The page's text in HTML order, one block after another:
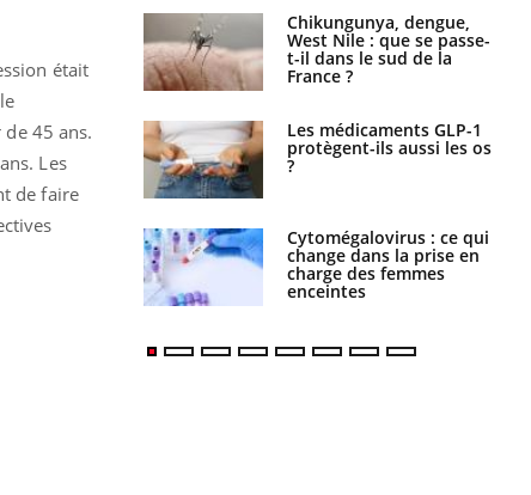
était
45 ans.
Les
de faire
Chikungunya, dengue,
West Nile : que se passe-
t-il dans le sud de la
France ?
Les médicaments GLP-1
protègent-ils aussi les os
?
Cytomégalovirus : ce qui
change dans la prise en
charge des femmes
enceintes